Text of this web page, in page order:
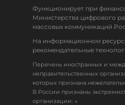
Функционирует при
Министерства цифрового
массовых коммуникаций
На информационном
рекомендательные
Перечень иностранных и
неправительственных
которых признана
В России признаны
организации: ↓